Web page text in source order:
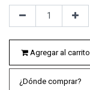
Agregar al carrito
¿Dónde comprar?